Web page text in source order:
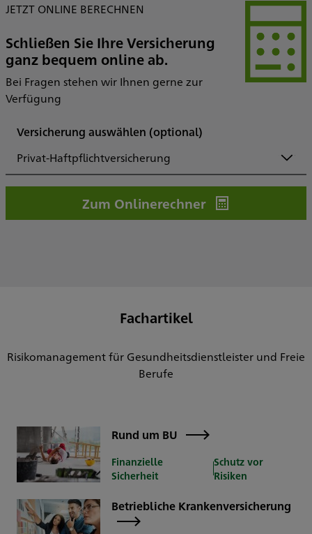
JETZT ONLINE BERECHNEN
Schließen Sie Ihre Versicherung
ganz bequem online ab.
Bei Fragen stehen wir Ihnen gerne zur
Verfügung
Versicherung auswählen (optional)
Privat-Haftpflichtversicherung
Zum Onlinerechner
Fachartikel
Risikomanagement für Gesundheitsdienstleister und Freie
Berufe
Rund um BU
Finanzielle
Sicherheit
Schutz vor
Risiken
Betriebliche Krankenversicherung